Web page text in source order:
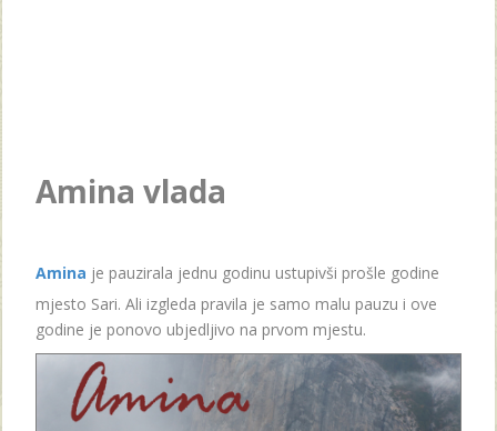
Amina vlada
Amina je pauzirala jednu godinu ustupivši prošle godine
mjesto Sari. Ali izgleda pravila je samo malu pauzu i ove
godine je ponovo ubjedljivo na prvom mjestu.